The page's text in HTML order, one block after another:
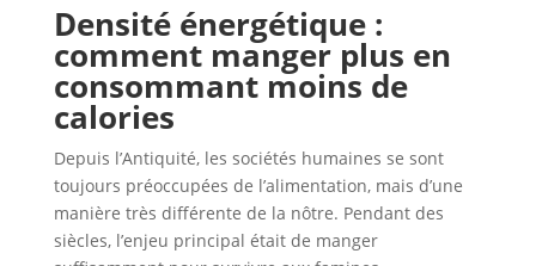
Densité énergétique :
comment manger plus en
consommant moins de
calories
Depuis l’Antiquité, les sociétés humaines se sont
toujours préoccupées de l’alimentation, mais d’une
manière très différente de la nôtre. Pendant des
siècles, l’enjeu principal était de manger